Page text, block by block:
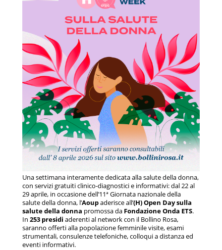
Una settimana interamente dedicata alla salute della donna,
con servizi gratuiti clinico-diagnostici e informativi: dal 22 al
29 aprile, in occasione dell’11ª Giornata nazionale della
salute della donna, l’Aoupaderisce all’(H) Open Day sulla
salute della donna promossa da Fondazione Onda ETS.
In 253 presidi aderenti al network con il Bollino Rosa,
saranno offerti alla popolazione femminile visite, esami
strumentali, consulenze telefoniche, colloqui a distanza ed
eventi informativi.